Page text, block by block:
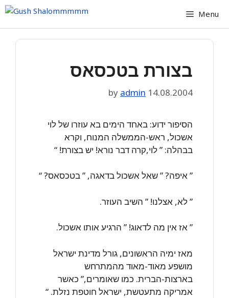
Skip
content
Menu
בצורת בטכסאס
14.08.2004
by admin
הסיפור ידוע: באחד הימים בא עוזרו של לוי
אשכול, ראש-הממשלה המנוח, וקרא
בבהלה: ” לוי,קרה דבר נורא! יש בצורת! “
” איפה? ” שאל אשכול בדאגה, ” בטכסאס? “
” לא, אצלנו! ” השיב העוזר.
” אז אין מה לדאוג! ” הרגיע אותו אשכול.
מאז ימיה הראשונים, גורל מדינת ישראל
מושפע מאוד-מאוד מהמתרחש
בארצות-הברית. כמו שאומרים,” כאשר
אמריקה מתעטשת, ישראל חוטפת נזלת. “